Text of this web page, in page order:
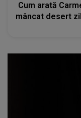
Cum arată
mâncat desert